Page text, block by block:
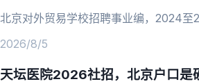
北京对外贸易学校招聘事业编，2024至
2026/8/5
天坛医院2026社招，北京户口是